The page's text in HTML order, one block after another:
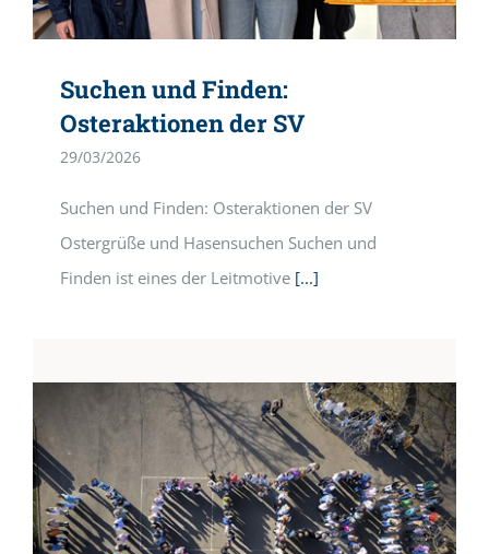
Suchen und Finden:
Osteraktionen der SV
29/03/2026
Suchen und Finden: Osteraktionen der SV
Ostergrüße und Hasensuchen Suchen und
Finden ist eines der Leitmotive[...]